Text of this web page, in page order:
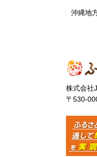
沖縄地
株式会社
〒530-